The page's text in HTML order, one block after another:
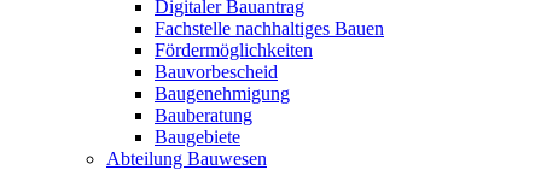
Digitaler Bauantrag
Fachstelle nachhaltiges Bauen
Fördermöglichkeiten
Bauvorbescheid
Baugenehmigung
Bauberatung
Baugebiete
Abteilung Bauwesen